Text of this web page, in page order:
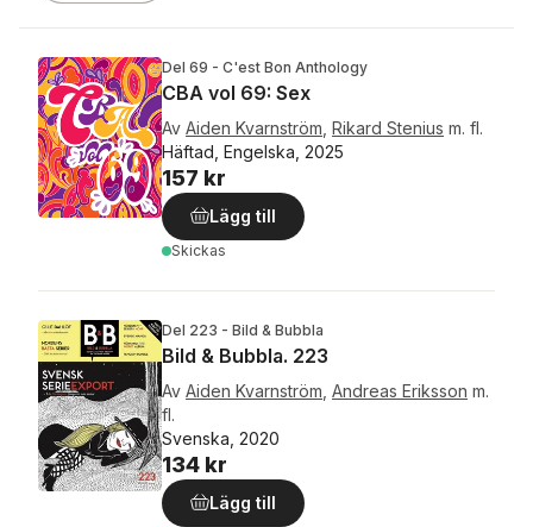
Del 69 - C'est Bon Anthology
CBA vol 69: Sex
Av Aiden Kvarnström Rikard Stenius m. fl.
Häftad, Engelska, 2025
157 kr
Lägg till
Skickas
Del 223 - Bild & Bubbla
Bild & Bubbla. 223
Av Aiden Kvarnström Andreas Eriksson m.
fl.
Svenska, 2020
134 kr
Lägg till